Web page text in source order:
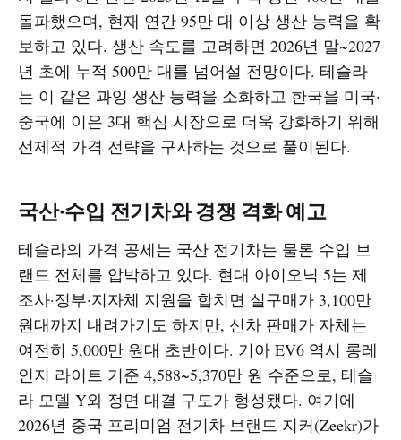
돌파했으며, 현재 연간 95만 대 이상 생산 능력을 확
보하고 있다. 생산 속도를 고려하면 2026년 말~2027
년 초에 누적 500만 대를 넘어설 전망이다. 테슬라
는 이 같은 과잉 생산 능력을 소화하고 한국을 미국·
중국에 이은 3대 핵심 시장으로 더욱 강화하기 위해
선제적 가격 전략을 구사하는 것으로 풀이된다.
국산·수입 전기차와 경쟁 격화 예고
테슬라의 가격 공세는 국산 전기차는 물론 수입 브
랜드 전체를 압박하고 있다. 현대 아이오닉 5는 제
조사·정부·지자체 지원을 합치면 실구매가 3,100만
원대까지 내려가기도 하지만, 신차 판매가 자체는
여전히 5,000만 원대 초반이다. 기아 EV6 역시 롱레
인지 라이트 기준 4,588~5,370만 원 수준으로, 테슬
라 모델 Y와 정면 대결 구도가 형성됐다. 여기에
2026년 중국 프리미엄 전기차 브랜드 지커(Zeekr)가